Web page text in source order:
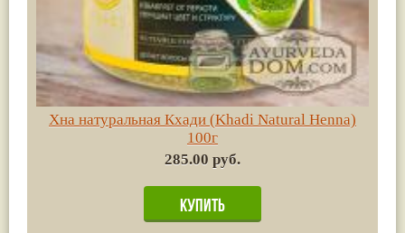
Хна натуральная Кхади (Khadi Natural Henna)
100г
285.00 руб.